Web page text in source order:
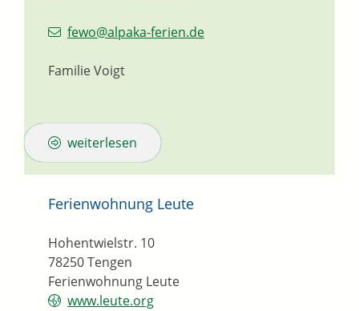
fewo@alpaka-ferien.de
Familie Voigt
weiterlesen
Ferienwohnung Leute
Ferienwohnung Leute
Hohentwielstr. 10
78250Tengen
www.leute.org